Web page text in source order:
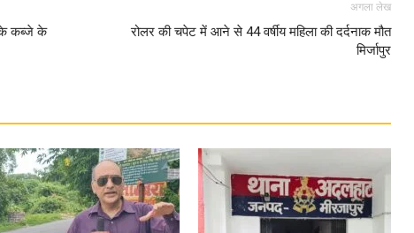
Hindi,
Today
के कब्जे के
अगला लेख
रोलर की चपेट में आने से 44 वर्षीय महिला की दर्दनाक मौत
मिर्जापुर